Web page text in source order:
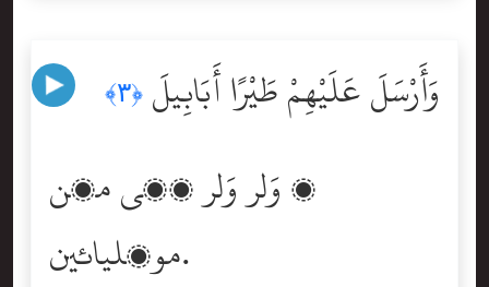
وَأَرْسَلَ عَلَيْهِمْ طَيْرًا أَبَابِيلَ ﴿٣﴾
۽ وَلر وَلر پکي مٿن
موڪليائين.